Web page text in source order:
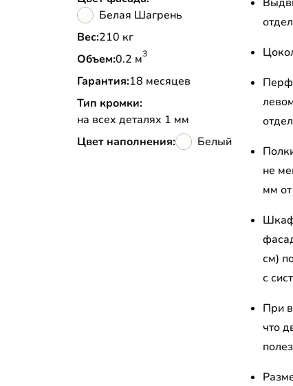
Белая Шагрень
Вес:
210 кг
Объем:
0.2 м3
Гарантия:18 месяцев
Тип кромки:
на всех деталях 1 мм
Цвет наполнения:
Белый
не
мм
см)
с
При
что